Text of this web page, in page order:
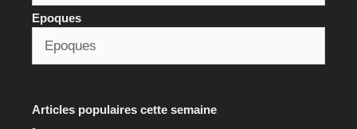
Epoques
Articles populaires cette semaine